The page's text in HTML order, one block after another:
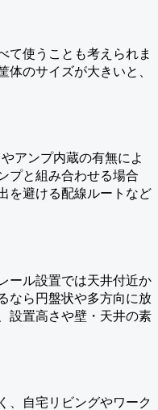
て使うことも考えられま
のサイズが大きいと、
アンプ内蔵の有無によ
プと組み合わせる場合
を避ける配線ルートなど
ール設置では天井付近か
なら円盤状や多方向に放
設置高さや壁・天井の素
、自宅リビングやワーク